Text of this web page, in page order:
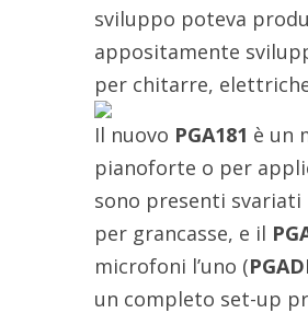
sviluppo poteva
appositamente
per chitarre,
Il nuovo PGA181 è un
pianoforte o per
sono presenti
per grancasse, e il
microfoni l’uno (
un completo set-up